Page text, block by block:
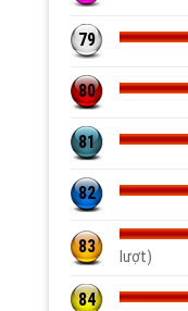
79
80
81
82
83
lượt)
84